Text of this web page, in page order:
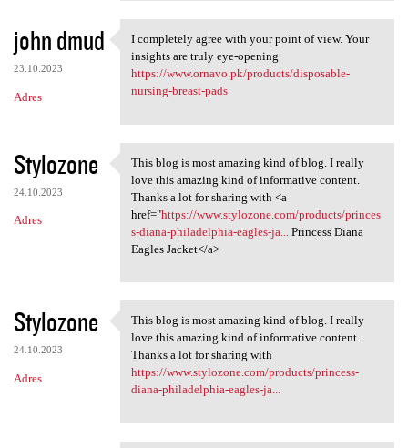
john dmud
23.10.2023
Adres
I completely agree with your
I completely agree with your point of view. Your
insights are truly eye-opening
https://www.ornavo.pk/products/disposable-
nursing-breast-pads
Stylozone
24.10.2023
Adres
This blog is most amazing
This blog is most amazing kind of blog. I really
love this amazing kind of informative content.
Thanks a lot for sharing with <a
href="https://www.stylozone.com/products/princes
s-diana-philadelphia-eagles-ja...
Princess Diana
Eagles Jacket</a>
Stylozone
24.10.2023
Adres
This blog is most amazing
This blog is most amazing kind of blog. I really
love this amazing kind of informative content.
Thanks a lot for sharing with
https://www.stylozone.com/products/princess-
diana-philadelphia-eagles-ja...